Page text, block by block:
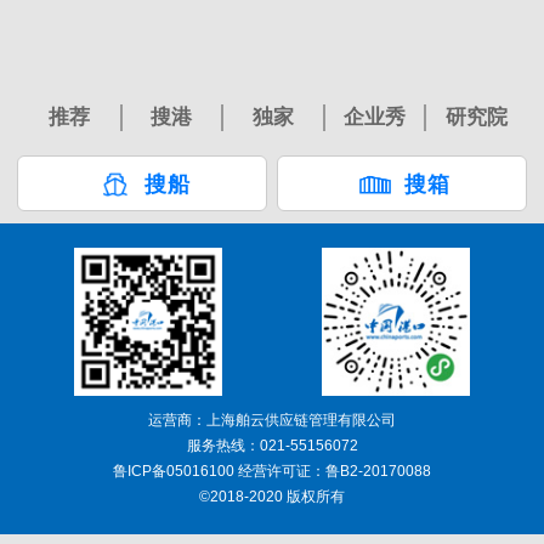
推荐 搜港 独家 企业秀 研究院
搜船 搜箱
运营商：上海舶云供应链管理有限公司
服务热线：021-55156072
鲁ICP备05016100 经营许可证：鲁B2-20170088
©2018-2020 版权所有